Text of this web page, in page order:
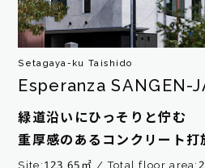
Setagaya-ku Taishido
Esperanza SANGEN-
緑道沿いにひっそりと佇む
重厚感のあるコンクリート打
Site:123.65㎡
Total floor